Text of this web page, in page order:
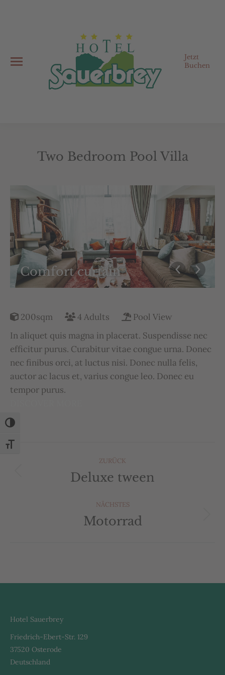
Umschalten auf hohe Kontraste
Schrift vergrößern
Jetzt
Buchen
Two Bedroom Pool Villa
Comfort curtain
200sqm 4 Adults
Pool View
In aliquet quis magna in placerat. Suspendisse nec
efficitur purus. Curabitur vitae congue urna. Donec
nec finibus orci, at luctus nisi. Donec nulla felis,
auctor ac lacus et, varius congue leo. Donec eu
tempor purus.
Album-
Navigation
ZURÜCK
Vorheriges
Deluxe tween
NÄCHSTES
Nächstes
Motorrad
Hotel Sauerbrey
Friedrich-Ebert-Str. 129
37520 Osterode
Deutschland